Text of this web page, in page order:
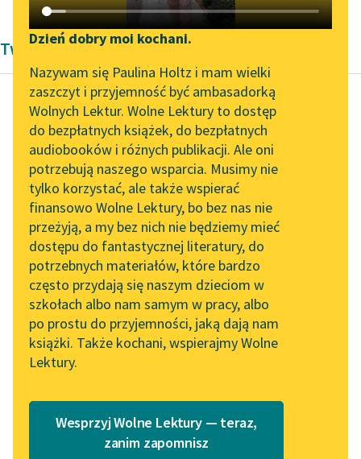
Katalog DAISY
Podkasty o książkach
Zgłoś brak utworu
Aktualności
Zapraszamy na spotkanie
online z tłumaczkami
literatury skandynawskiej
Spotkanie z Katarzyną
Tunkiel w Oslo
Wolne Lektury na 32.
Pol’and’Rock Festivalu
„Kochanek Lady
Chatterley” do słuchania
na Wolnych Lekturach
Nowy audiobook –
„Marzenie o Oriencie”
Narzędzia
Mapa Wolnych Lektur
Leśmianator
Przewodnik dla piszących i
czytających
API
OAI-PMH
Widget Wolnych Lektur
Przypisy
Katalog w formacie PDF
Dzień dobry moi kochani.
Nazywam się Paulina Holtz i mam wielki
zaszczyt i przyjemność być ambasadorką
Wolnych Lektur. Wolne Lektury to dostęp
do bezpłatnych książek, do bezpłatnych
audiobooków i różnych publikacji. Ale oni
potrzebują naszego wsparcia. Musimy nie
tylko korzystać, ale także wspierać
finansowo Wolne Lektury, bo bez nas nie
przeżyją, a my bez nich nie będziemy mieć
dostępu do fantastycznej literatury, do
potrzebnych materiałów, które bardzo
często przydają się naszym dzieciom w
szkołach albo nam samym w pracy, albo
po prostu do przyjemności, jaką dają nam
książki. Także kochani, wspierajmy Wolne
Lektury.
Wesprzyj Wolne Lektury — teraz,
zanim zapomnisz
Twórczość Bolesław Prus
Bolesław Prus
Anielka
Jego znajomość
prawideł towarzyskich
była kodeksem, jego
dowcipy obiegały całą
okolicę, jego dom był
akademią...
Czytaj więcej
Anielka